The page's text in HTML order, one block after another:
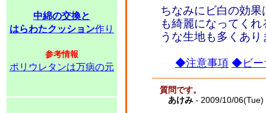
中綿の交換と
はらわたクッション作り
参考情報
ポリウレタンは万病の元
ちなみにビ白の効
も綺麗になってく
うな生地も多くあり
◆注意事項 ◆ビー
質問です。
あけみ - 2009/10/